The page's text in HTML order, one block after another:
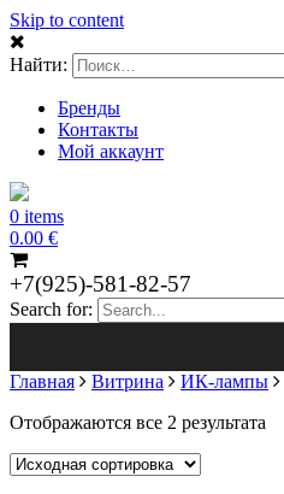
Skip to content
Найти:
Бренды
Контакты
Мой аккаунт
0 items
0.00 €
+7(925)-581-82-57
Search for:
Главная Витрина ИК-лампы
Отображаются все 2 результата